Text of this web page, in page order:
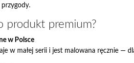
produkt premium?
w Polsce
w małej serii i jest malowana ręcznie —